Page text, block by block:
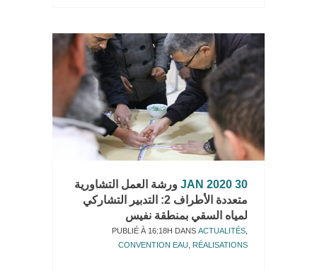
30 JAN 2020
ورشة العمل التشاورية
متعددة الأطراف 2: التدبير التشاركي
لمياه السقي بمنطقة نفيس
PUBLIÉ À 16:18H DANS ACTUALITÉS
CONVENTION EAU
RÉALISATIONS